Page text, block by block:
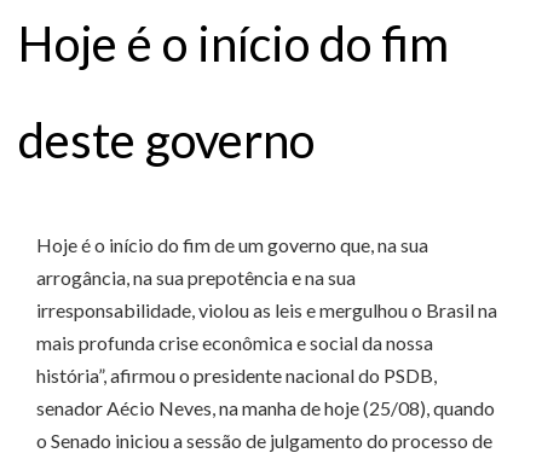
Hoje é o início do fim
deste governo
Hoje é o início do fim de um governo que, na sua
arrogância, na sua prepotência e na sua
irresponsabilidade, violou as leis e mergulhou o Brasil na
mais profunda crise econômica e social da nossa
história”, afirmou o presidente nacional do PSDB,
senador Aécio Neves, na manha de hoje (25/08), quando
o Senado iniciou a sessão de julgamento do processo de